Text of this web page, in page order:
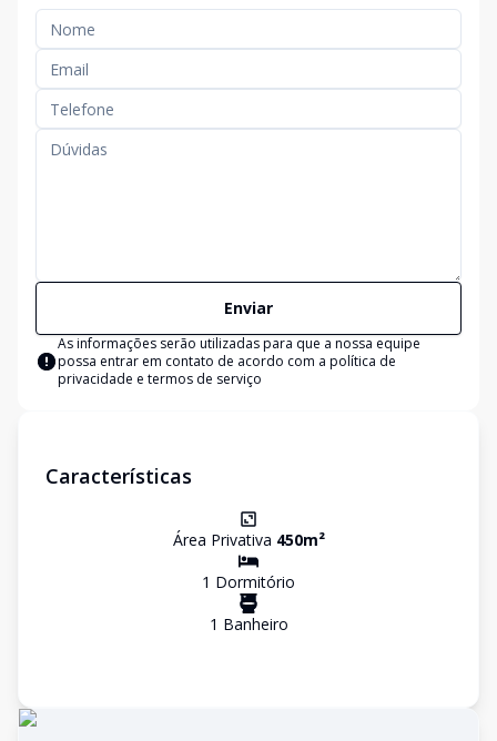
Enviar
As informações serão utilizadas para que a nossa equipe
possa entrar em contato de acordo com a política de
privacidade e termos de serviço
Características
Área Privativa 450m²
1 Dormitório
1 Banheiro